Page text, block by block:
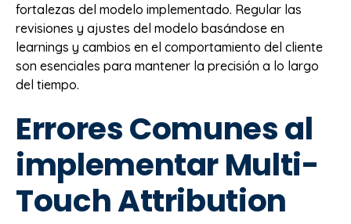
fortalezas del modelo implementado. Regular las
revisiones y ajustes del modelo basándose en
learnings y cambios en el comportamiento del cliente
son esenciales para mantener la precisión a lo largo
del tiempo.
Errores Comunes al
implementar Multi-
Touch Attribution